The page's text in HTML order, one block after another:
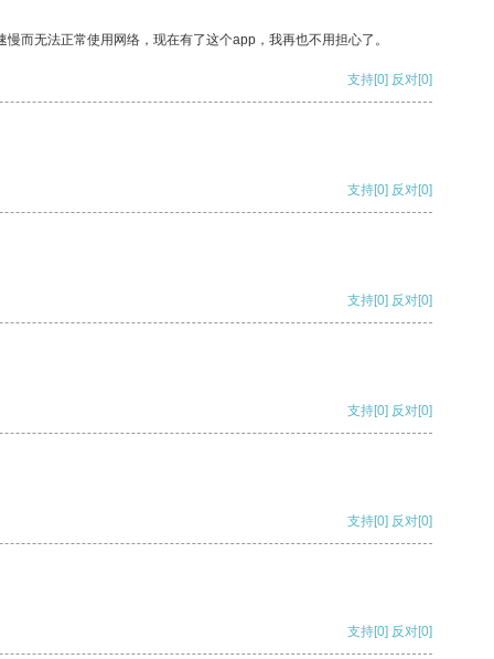
而无法正常使用网络，现在有了这个app，我再也不用担心了。
支持[0] 反对[0]
支持[0] 反对[0]
支持[0] 反对[0]
支持[0] 反对[0]
支持[0] 反对[0]
支持[0] 反对[0]